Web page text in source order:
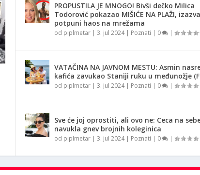
PROPUSTILA JE MNOGO! Bivši dečko Milica
Todorović pokazao MIŠIĆE NA PLAŽI,
potpuni haos na mrežama
od piplmetar| 3. jul 2024| Poznati | 0 |
VATAČINA NA JAVNOM MESTU: Asmin
kafića zavukao Staniji ruku u međunožje
od piplmetar| 3. jul 2024| Poznati | 0 |
Sve će joj oprostiti, ali ovo ne: Ceca na
navukla gnev brojnih koleginica
od piplmetar| 3. jul 2024| Poznati | 0 |